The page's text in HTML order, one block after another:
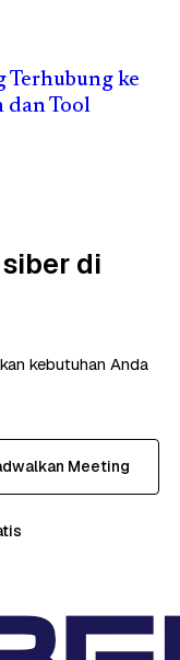
Terhubung ke
dan Tool
di
kebutuhan Anda
Meeting